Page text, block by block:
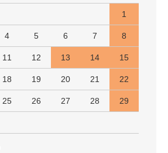
1
4 5 6 7 8
11 12 13 14 15
18 19 20 21 22
25 26 27 28 29